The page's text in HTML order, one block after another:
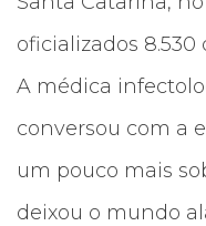
oficializados 8.530
A médica
conversou com a
um pouco mais
deixou o mundo